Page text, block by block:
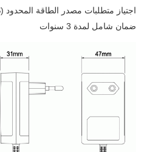
اجتياز متطلبات مصدر الطاقة المحدود (LPS)
ضمان شامل لمدة 3 سنوات